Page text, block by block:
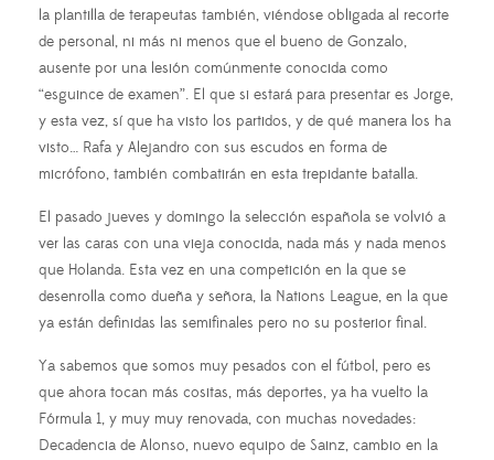
la plantilla de terapeutas también, viéndose obligada al recorte
de personal, ni más ni menos que el bueno de Gonzalo,
ausente por una lesión comúnmente conocida como
“esguince de examen”. El que si estará para presentar es Jorge,
y esta vez, sí que ha visto los partidos, y de qué manera los ha
visto… Rafa y Alejandro con sus escudos en forma de
micrófono, también combatirán en esta trepidante batalla.
El pasado jueves y domingo la selección española se volvió a
ver las caras con una vieja conocida, nada más y nada menos
que Holanda. Esta vez en una competición en la que se
desenrolla como dueña y señora, la Nations League, en la que
ya están definidas las semifinales pero no su posterior final.
Ya sabemos que somos muy pesados con el fútbol, pero es
que ahora tocan más cositas, más deportes, ya ha vuelto la
Fórmula 1, y muy muy renovada, con muchas novedades:
Decadencia de Alonso, nuevo equipo de Sainz, cambio en la